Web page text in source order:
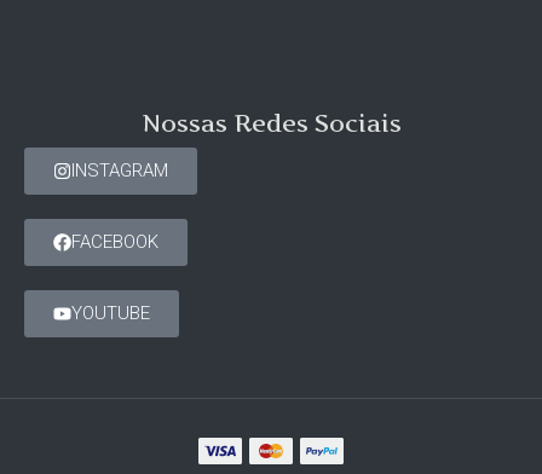
Nossas Redes Sociais
INSTAGRAM
FACEBOOK
YOUTUBE